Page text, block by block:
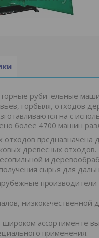
рубительные
горбыля, отходов
на с
более 4700 машин
древесных
и
сырья для
широком ассортименте
применения.